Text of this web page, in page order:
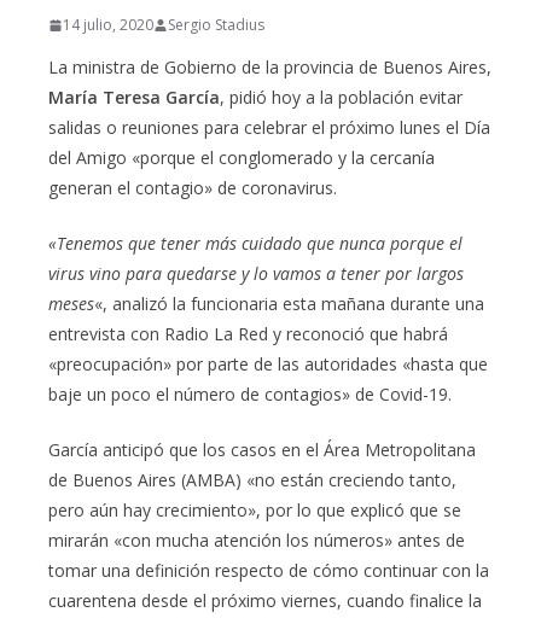
14 julio, 2020 Sergio Stadius
La ministra de Gobierno de la provincia de Buenos Aires,
María Teresa García, pidió hoy a la población evitar
salidas o reuniones para celebrar el próximo lunes el Día
del Amigo «porque el conglomerado y la cercanía
generan el contagio» de coronavirus.
«Tenemos que tener más cuidado que nunca porque el
virus vino para quedarse y lo vamos a tener por largos
meses«, analizó la funcionaria esta mañana durante una
entrevista con Radio La Red y reconoció que habrá
«preocupación» por parte de las autoridades «hasta que
baje un poco el número de contagios» de Covid-19.
García anticipó que los casos en el Área Metropolitana
de Buenos Aires (AMBA) «no están creciendo tanto,
pero aún hay crecimiento», por lo que explicó que se
mirarán «con mucha atención los números» antes de
tomar una definición respecto de cómo continuar con la
cuarentena desde el próximo viernes, cuando finalice la